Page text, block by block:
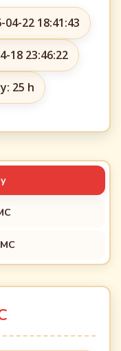
22 18:41:43
18 23:46:22
25 h